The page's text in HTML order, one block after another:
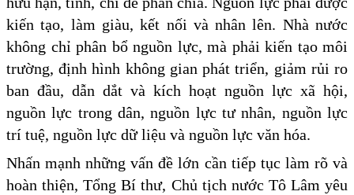
kiến tạo, làm giàu, kết nối và nhân lên. Nhà nước
không chỉ phân bổ nguồn lực, mà phải kiến tạo môi
trường, định hình không gian phát triển, giảm rủi ro
ban đầu, dẫn dắt và kích hoạt nguồn lực xã hội,
nguồn lực trong dân, nguồn lực tư nhân, nguồn lực
trí tuệ, nguồn lực dữ liệu và nguồn lực văn hóa.
Nhấn mạnh những vấn đề lớn cần tiếp tục làm rõ và
hoàn thiện, Tổng Bí thư, Chủ tịch nước Tô Lâm yêu